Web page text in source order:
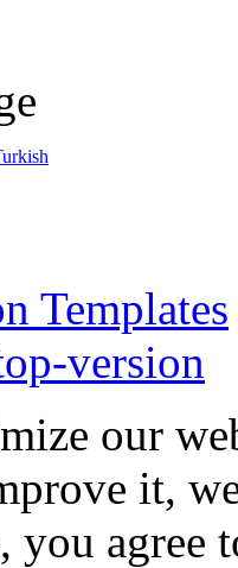
Templates
version
our
it,
you agree